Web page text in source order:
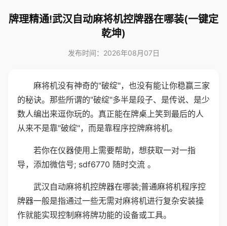
牌理精通!武汉自动麻将机控牌器在哪装(一键定
乾坤)
发布时间：2026年08月07日
麻将机没有神奇的"破绽"，也没有能让你稳赢三家
的秘诀。那些所谓的"破绽"多半是段子、是传说、是少
数人编出来逗你玩的。真正能在牌桌上笑到最后的人
从来不是靠"破绽"，而是靠程序控牌麻将机。
若你在仪器使用上需要帮助，想获取一对一指
导，添加微信号; sdf6770 随时交流 。
武汉自动麻将机控牌器在哪装;普通麻将机程序控
牌器一般是指通过一些无需对麻将机进行复杂安装操
作就能实现控制麻将牌功能的设备或工具。